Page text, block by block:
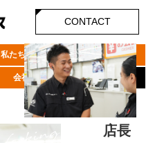
CONTACT
私たちについて 店舗紹介
会社概要 人材採用
店長